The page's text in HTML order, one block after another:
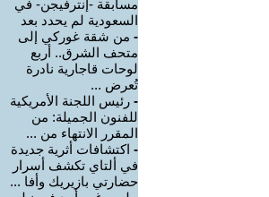
مسابقة -إنترفيجن- في
السعودية لم يحدد بعد
- من شقة غوركي إلى
متحف الشرق.. أربع
لوحات قاجارية نادرة
تُعرض ...
- رئيس اللجنة الأمريكية
للفنون الجميلة: من
المقرر الانتهاء من ...
- اكتشافات أثرية جديدة
في ألتاي تكشف أسرار
حضارتي بازيريك وأفا ...